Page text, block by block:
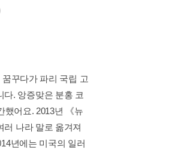
꾸다가 파리 국립 고
. 앙증맞은 분홍 코
했어요. 2013년 《뉴
러 나라 말로 옮겨져
년에는 미국의 일러